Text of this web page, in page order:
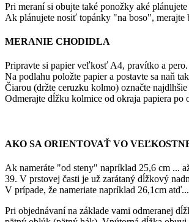
Pri meraní si obujte také ponožky aké
Ak plánujete nosiť topánky "na boso", merajte
MERANIE CHODIDLA
Pripravte si papier veľkosť A4, pravítko a pero.
Na podlahu položte papier a postavte sa naň
Čiarou (držte ceruzku kolmo) označte
Odmerajte dĺžku kolmice od okraja papiera po
AKO SA ORIENTOVAŤ VO
Ak nameráte "od steny" napríklad 25,6 cm
39. V prstovej časti je už zarátaný dĺžkový
V prípade, že nameriate napríklad 26,1cm
Pri objednávaní na základe vami odmeranej